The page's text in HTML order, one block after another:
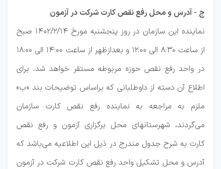
ج - آدرس و محل رفع نقص کارت شرکت در آزمون
نماینده این سازمان در روز پنجشنبه مورخ ۱۴۰۲/۲/۱۴ صبح
از ساعت 8:30 الی 12:00 و بعدازظهر از ساعت 14:00 الی 18:00
در واحد رفع نقص حوزه مربوطه مستقر خواهد شد. برای
اطلاع آن دسته از داوطلبانی که براساس توضیحات بند «ب»
ملزم به مراجعه به نماینده رفع نقص کارت سازمان
می‌گردند، شهرستانهای محل برگزاری آزمون و رفع نقص
کارت به شرح جدول مندرج در ذیل این اطلاعیه می‌باشد که
آدرس و محل تشکیل واحد رفع نقص کارت شرکت در آزمون